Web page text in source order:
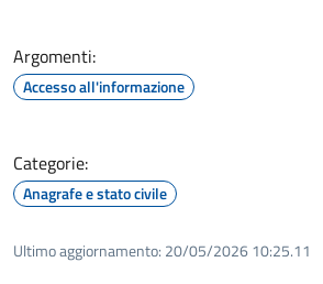
Argomenti:
Accesso all'informazione
Categorie:
Anagrafe e stato civile
Ultimo aggiornamento: 20/05/2026 10:25.11